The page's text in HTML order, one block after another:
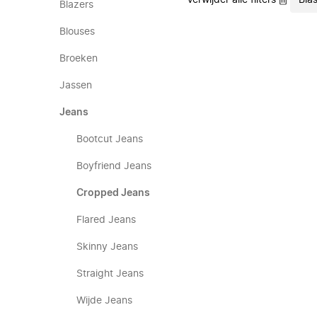
Blazers
Blouses
Broeken
Jassen
Jeans
Bootcut Jeans
Boyfriend Jeans
Cropped Jeans
Flared Jeans
Skinny Jeans
Straight Jeans
Wijde Jeans